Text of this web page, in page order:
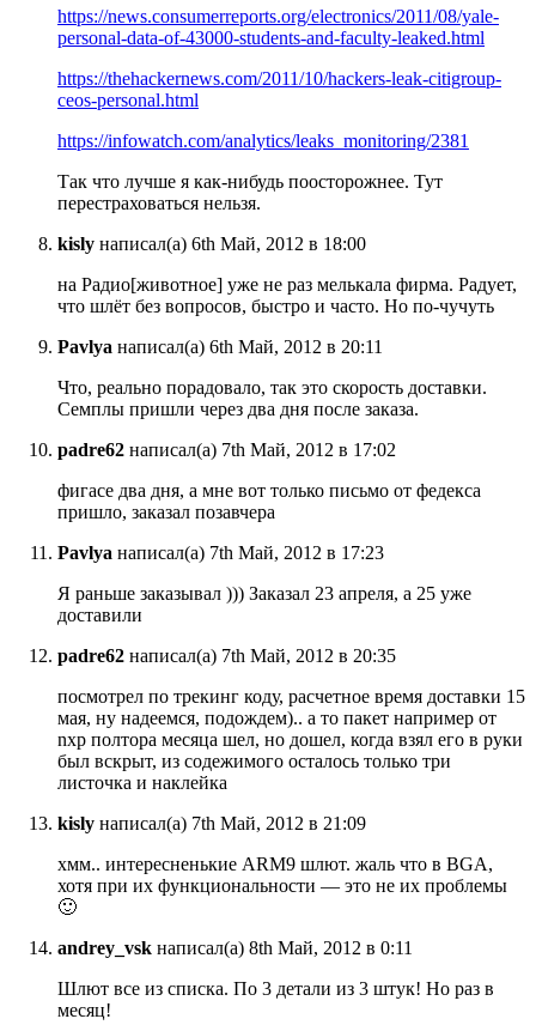
https://news.consumerreports.org/electronics/2011/08/yale-
personal-data-of-43000-students-and-faculty-leaked.html
https://thehackernews.com/2011/10/hackers-leak-citigroup-
ceos-personal.html
https://infowatch.com/analytics/leaks_monitoring/2381
Так что лучше я как-нибудь поосторожнее. Тут
перестраховаться нельзя.
kisly написал(а) 6th Май, 2012 в 18:00
на Радио[животное] уже не раз мелькала фирма. Радует,
что шлёт без вопросов, быстро и часто. Но по-чучуть
Pavlya написал(а) 6th Май, 2012 в 20:11
Что, реально порадовало, так это скорость доставки.
Семплы пришли через два дня после заказа.
padre62 написал(а) 7th Май, 2012 в 17:02
фигасе два дня, а мне вот только письмо от федекса
пришло, заказал позавчера
Pavlya написал(а) 7th Май, 2012 в 17:23
Я раньше заказывал ))) Заказал 23 апреля, а 25 уже
доставили
padre62 написал(а) 7th Май, 2012 в 20:35
посмотрел по трекинг коду, расчетное время доставки 15
мая, ну надеемся, подождем).. а то пакет например от
nxp полтора месяца шел, но дошел, когда взял его в руки
был вскрыт, из содежимого осталось только три
листочка и наклейка
kisly написал(а) 7th Май, 2012 в 21:09
хмм.. интересненькие ARM9 шлют. жаль что в BGA,
хотя при их функциональности — это не их проблемы
🙂
andrey_vsk написал(а) 8th Май, 2012 в 0:11
Шлют все из списка. По 3 детали из 3 штук! Но раз в
месяц!